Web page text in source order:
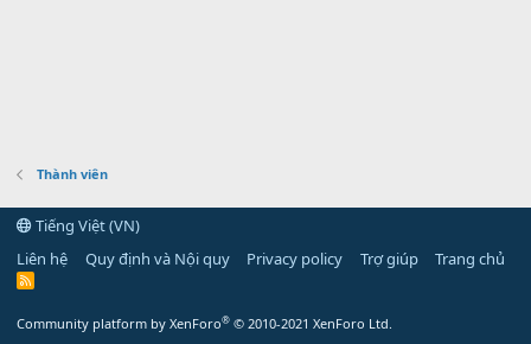
Thành viên
Tiếng Việt (VN)
Liên hệ
Quy định và Nội quy Privacy policy Trợ giúp Trang chủ
R
Community platform by XenForo® © 2010-2021 XenForo Ltd.